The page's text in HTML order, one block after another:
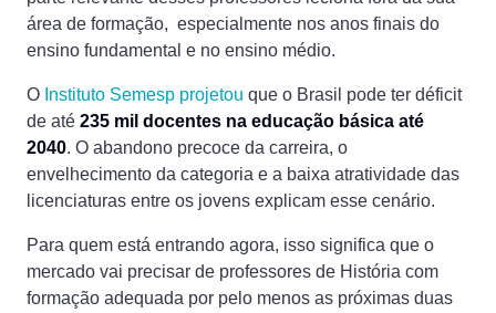
área de formação, especialmente nos anos finais do
ensino fundamental e no ensino médio.
O Instituto Semesp projetou que o Brasil pode ter déficit
de até 235 mil docentes na educação básica até
2040. O abandono precoce da carreira, o
envelhecimento da categoria e a baixa atratividade das
licenciaturas entre os jovens explicam esse cenário.
Para quem está entrando agora, isso significa que o
mercado vai precisar de professores de História com
formação adequada por pelo menos as próximas duas